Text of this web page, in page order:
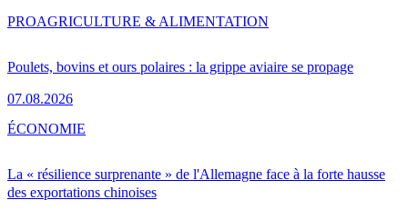
Poulets, bovins et ours polaires : la grippe aviaire se propage
07.08.2026
PROAGRICULTURE & ALIMENTATION
La « résilience surprenante » de l'Allemagne face à la forte hausse
des exportations chinoises
ÉCONOMIE